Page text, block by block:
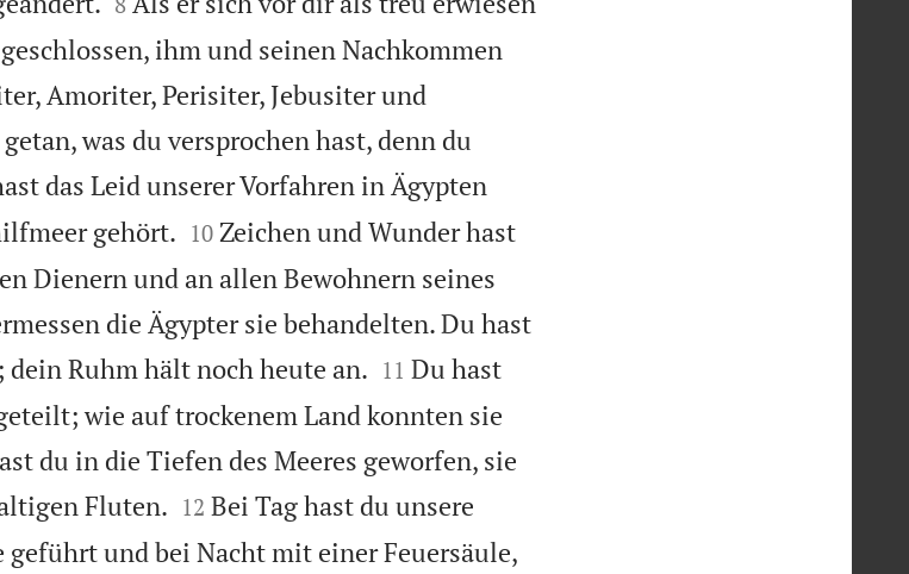
ihm und seinen Nachkommen
Amoriter, Perisiter, Jebusiter und
was du versprochen hast, denn du
das Leid unserer Vorfahren in Ägypten
gehört.
10 Zeichen und Wunder hast
Dienern und an allen Bewohnern seines
die Ägypter sie behandelten. Du hast
Ruhm hält noch heute an.
11 Du hast
wie auf trockenem Land konnten sie
du in die Tiefen des Meeres geworfen, sie
Fluten.
12 Bei Tag hast du unsere
und bei Nacht mit einer Feuersäule,